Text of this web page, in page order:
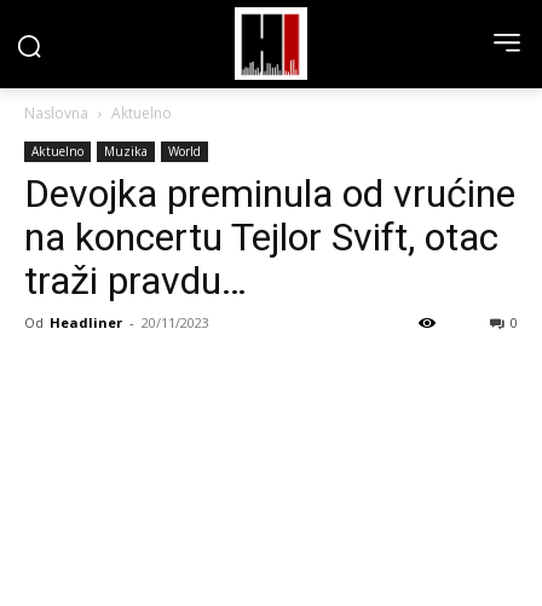
Naslovna Aktuelno
Aktuelno Muzika World
Devojka preminula od vrućine
na koncertu Tejlor Svift, otac
traži pravdu…
Od Headliner - 20/11/2023 0